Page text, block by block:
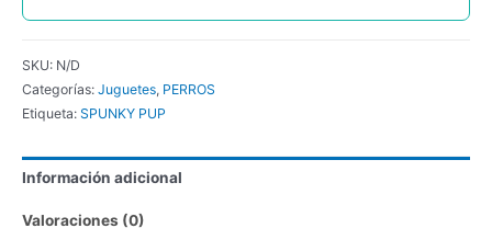
SKU: N/D
Categorías: Juguetes, PERROS
Etiqueta: SPUNKY PUP
Información adicional
Valoraciones (0)